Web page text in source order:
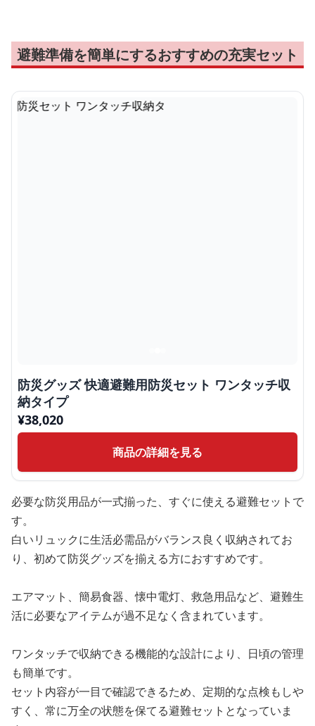
避難準備を簡単にするおすすめの充実セット
防災グッズ 快適避難用防災セット ワンタッチ収
納タイプ
¥38,020
商品の詳細を見る
必要な防災用品が一式揃った、すぐに使える避難セットで
す。
白いリュックに生活必需品がバランス良く収納されてお
り、初めて防災グッズを揃える方におすすめです。
エアマット、簡易食器、懐中電灯、救急用品など、避難生
活に必要なアイテムが過不足なく含まれています。
ワンタッチで収納できる機能的な設計により、日頃の管理
も簡単です。
セット内容が一目で確認できるため、定期的な点検もしや
すく、常に万全の状態を保てる避難セットとなっていま